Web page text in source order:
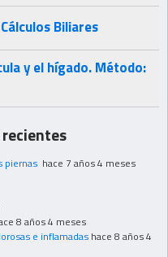
Biliares
y el hígado. Método:
piernas hace 7 años 4 meses
8 años 4 meses
e inflamadas hace 8 años 4